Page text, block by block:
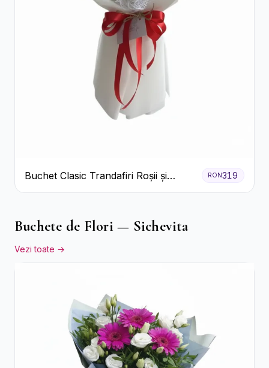
Buchet Clasic Trandafiri Roșii și
Eucalipt
RON319
Buchete de Flori — Sichevita
Vezi toate →